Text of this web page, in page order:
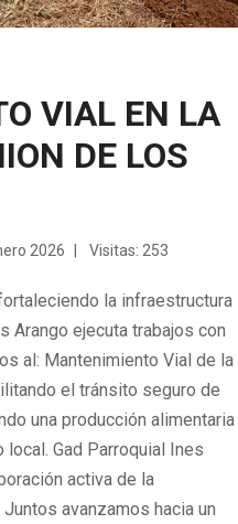
VIAL EN LA
DE LOS
2026 Visitas: 253
la infraestructura
Arango ejecuta trabajos con
al: Mantenimiento Vial de la
el tránsito seguro de
una producción alimentaria
Gad Parroquial Ines
activa de la
avanzamos hacia un